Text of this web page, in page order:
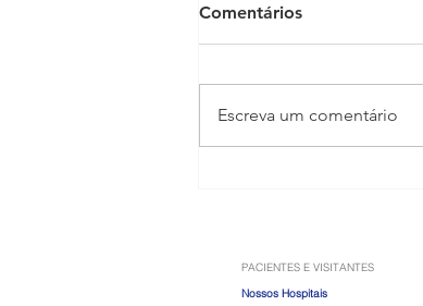
Comentários
Escreva um comentário
PACIENTES E VISITANTES
Nossos Hospitais